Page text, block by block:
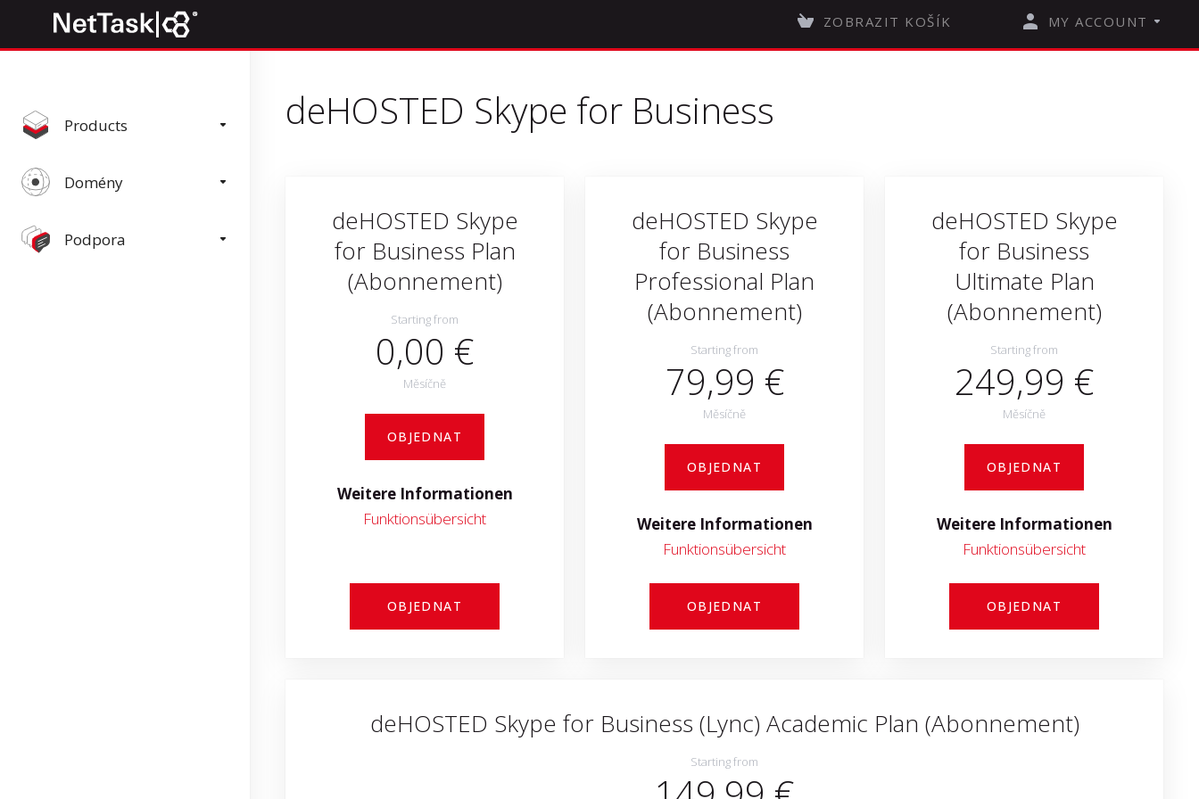
Products
Domény
Podpora
ZOBRAZIT KOŠÍK MY ACCOUNT
deHOSTED Skype for Business
deHOSTED Skype
for Business Plan
(Abonnement)
Starting from
0,00 €
Měsíčně
OBJEDNAT
Weitere Informationen
Funktionsübersicht
OBJEDNAT
deHOSTED Skype
for Business
Professional Plan
(Abonnement)
Starting from
79,99 €
Měsíčně
OBJEDNAT
Weitere Informationen
Funktionsübersicht
OBJEDNAT
deHOSTED Skype
for Business
Ultimate Plan
(Abonnement)
Starting from
249,99 €
Měsíčně
OBJEDNAT
Weitere Informationen
Funktionsübersicht
OBJEDNAT
deHOSTED Skype for Business (Lync) Academic Plan (Abonnement)
Starting from